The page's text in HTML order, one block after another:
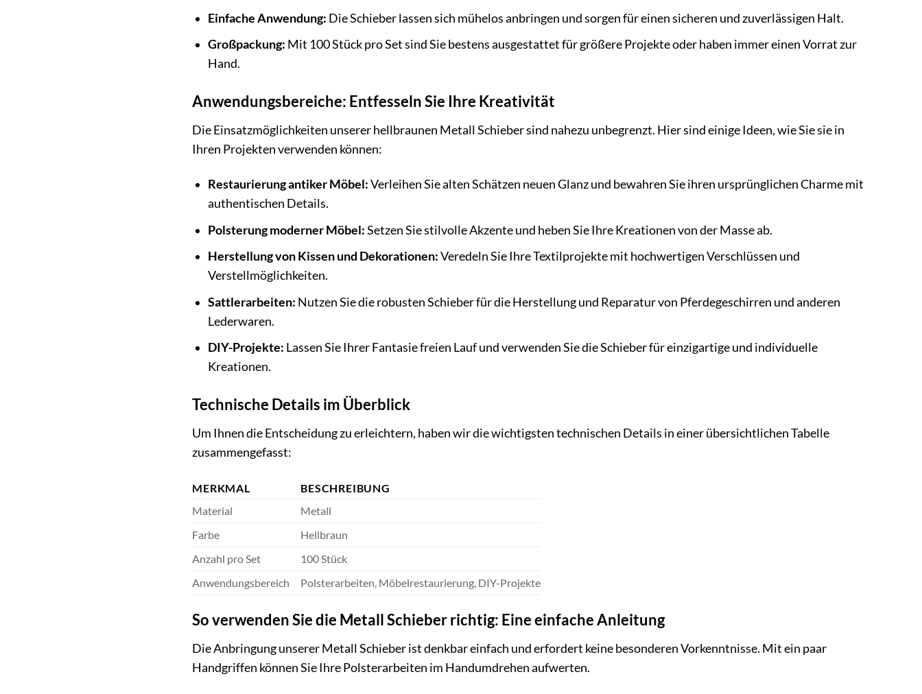
Einfache Anwendung: Die Schieber lassen sich mühelos anbringen und sorgen für einen sicheren und zuverlässigen Halt.
Großpackung: Mit 100 Stück pro Set sind Sie bestens ausgestattet für größere Projekte oder haben immer einen Vorrat zur
Hand.
Anwendungsbereiche: Entfesseln Sie Ihre Kreativität
Die Einsatzmöglichkeiten unserer hellbraunen Metall Schieber sind nahezu unbegrenzt. Hier sind einige Ideen, wie Sie sie in
Ihren Projekten verwenden können:
Restaurierung antiker Möbel:Verleihen Sie alten Schätzen neuen Glanz und bewahren Sie ihren ursprünglichen Charme mit
authentischen Details.
Polsterung moderner Möbel:Setzen Sie stilvolle Akzente und heben Sie Ihre Kreationen von der Masse ab.
Herstellung von Kissen und Dekorationen:Veredeln Sie Ihre Textilprojekte mit hochwertigen Verschlüssen und
Verstellmöglichkeiten.
Sattlerarbeiten: Nutzen Sie die robusten Schieber für die Herstellung und Reparatur von Pferdegeschirren und anderen
Lederwaren.
DIY-Projekte: Lassen Sie Ihrer Fantasie freien Lauf und verwenden Sie die Schieber für einzigartige und individuelle
Kreationen.
Technische Details im Überblick
Um Ihnen die Entscheidung zu erleichtern, haben wir die wichtigsten technischen Details in einer übersichtlichen Tabelle
zusammengefasst:
MERKMAL
BESCHREIBUNG
Material
Metall
Farbe
Hellbraun
Anzahl pro Set
100 Stück
Anwendungsbereich
Polsterarbeiten, Möbelrestaurierung, DIY-Projekte
So verwenden Sie die Metall Schieber richtig: Eine einfache Anleitung
Die Anbringung unserer Metall Schieber ist denkbar einfach und erfordert keine besonderen Vorkenntnisse. Mit ein paar
Handgriffen können Sie Ihre Polsterarbeiten im Handumdrehen aufwerten.